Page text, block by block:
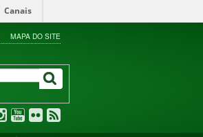
Canais
MAPA DO SITE